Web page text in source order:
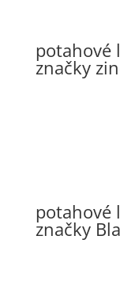
potahové
značky
potahové
značky